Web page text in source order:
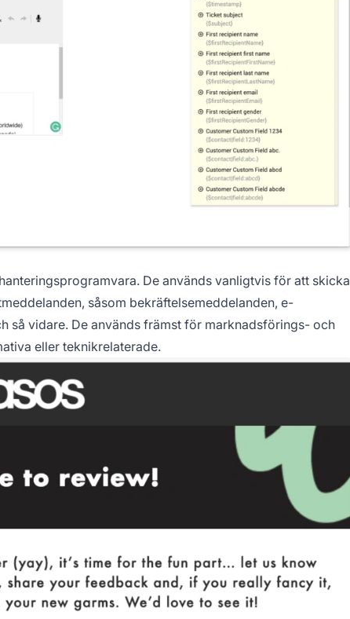
De används vanligtvis för att skicka
såsom bekräftelsemeddelanden, e-
så vidare. De används främst för marknadsförings- och
eller teknikrelaterade.